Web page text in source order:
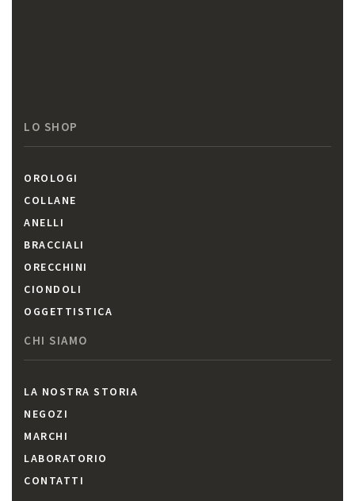
LO SHOP
OROLOGI
COLLANE
ANELLI
BRACCIALI
ORECCHINI
CIONDOLI
OGGETTISTICA
CHI SIAMO
LA NOSTRA STORIA
NEGOZI
MARCHI
LABORATORIO
CONTATTI